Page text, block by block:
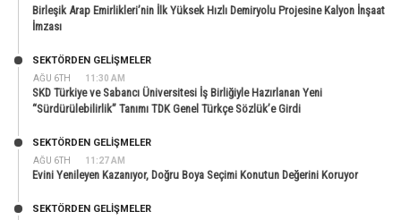
Birleşik Arap Emirlikleri’nin İlk Yüksek Hızlı Demiryolu Projesine Kalyon İnşaat
İmzası
AĞU 6TH 11:30 AM
SEKTÖRDEN GELIŞMELER
SKD Türkiye ve Sabancı Üniversitesi İş Birliğiyle Hazırlanan Yeni
“Sürdürülebilirlik” Tanımı TDK Genel Türkçe Sözlük’e Girdi
AĞU 6TH 11:27 AM
SEKTÖRDEN GELIŞMELER
Evini Yenileyen Kazanıyor, Doğru Boya Seçimi Konutun Değerini Koruyor
SEKTÖRDEN GELIŞMELER